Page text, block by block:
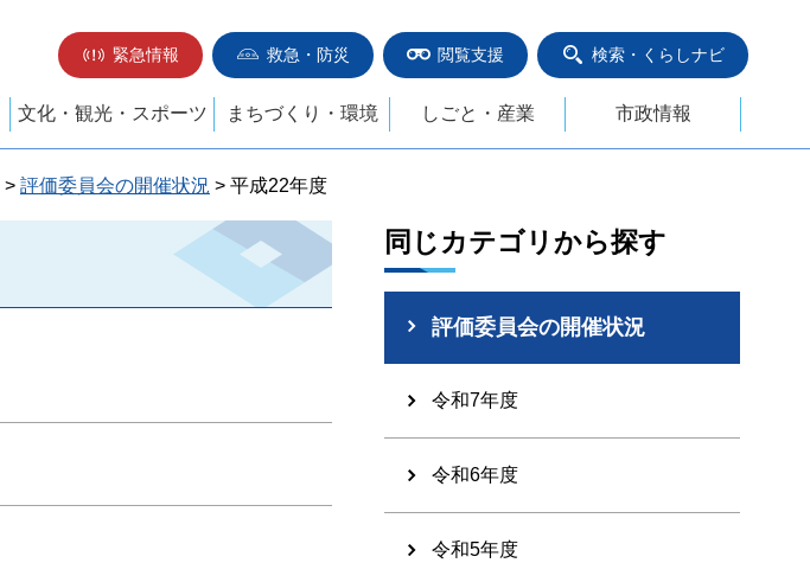
緊急情報
救急・防災 閲覧支援 検索・くらしナビ
文化・観光・スポーツ まちづくり・環境 しごと・産業 市政情報
> 評価委員会の開催状況 > 平成22年度
同じカテゴリから探す
評価委員会の開催状況
令和7年度
令和6年度
令和5年度